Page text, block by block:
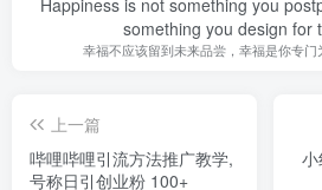
something you design for
幸福不应该留到未来品尝，幸福是你专
上一篇
哔哩哔哩引流方法推广教学,
号称日引创业粉 100+